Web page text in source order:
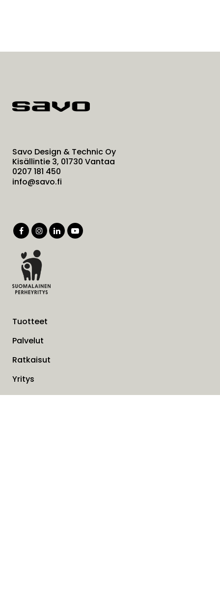
Savo Design & Technic Oy
Kisällintie 3, 01730 Vantaa
0207 181 450
info@savo.fi
Tuotteet
Palvelut
Ratkaisut
Yritys
Laskutusosoite